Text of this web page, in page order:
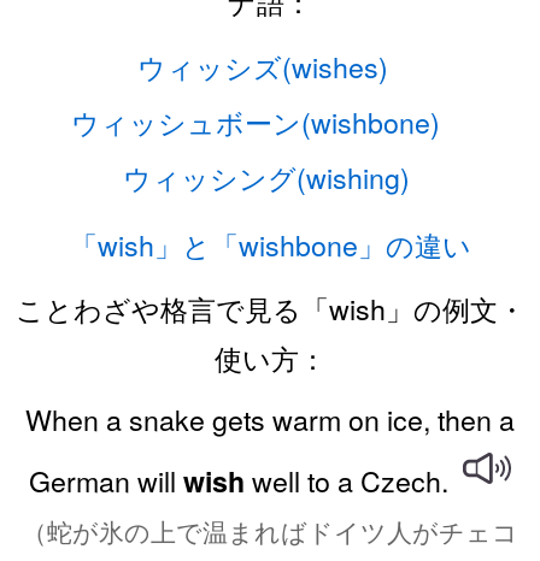
ウィッシズ(wishes)
ウィッシュボーン(wishbone)
ウィッシング(wishing)
「wish」と「wishbone」の違い
ことわざや格言で見る「wish」の例文・
使い方：
When a snake gets warm on ice, then a
German will wish well to a Czech.
（蛇が氷の上で温まればドイツ人がチェコ